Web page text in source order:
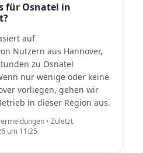
für Osnatel in
auf
Nutzern aus Hannover,
zu Osnatel
nur wenige oder keine
vorliegen, gehen wir
in dieser Region aus.
• Zuletzt
um 11:25